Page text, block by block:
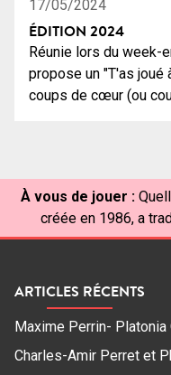
17/05/2024
ÉDITION 2024
Réunie lors du week-
propose un "T'as joué
coups de cœur (ou
À vous de jouer :
créée en 1986, a
ARTICLES RÉCENTS
Maxime Perrin- Platonia
Charles-Amir Perret et